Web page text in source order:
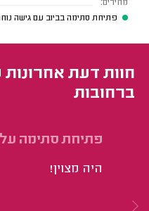
מחירים:
פתיחת סתימה בביוב עם גישה
חוות דעת אחרונות
ברחובות
פתיחת סתימה על
היה מצוין!